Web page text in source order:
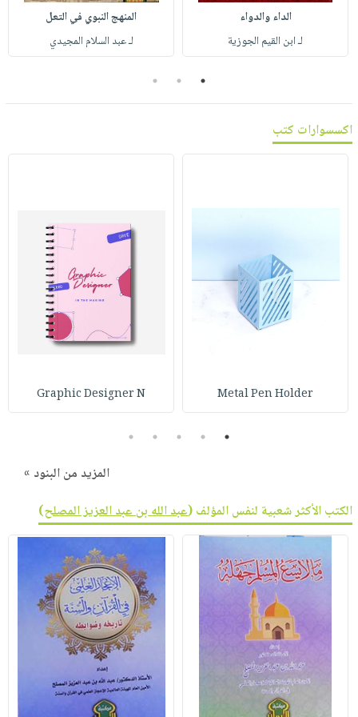
صابون
أطفال
مناسبات
فيديوهات
أسئلة
يتكرر
خدمات
نيل
وفرات
التسوق
الإصدارات
الداء والدواء
لـ ابن القيم الجوزية
المنهج النبوي في التعل
لـ عبد السلام المجيدي
1
2
3
اكسسوارات كتب
Metal Pen Holder
Graphic Designer N
1
2
3
4
5
المزيد من البنود »
الكتب الأكثر شعبية لنفس المؤلف (عبد الله بن عبد العزيز المصلح)